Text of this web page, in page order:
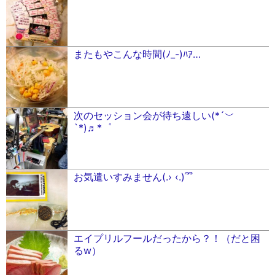
またもやこんな時間(ﾉ_-)ﾊｱ…
次のセッション会が待ち遠しい(*´﹀
`*)♬*゜
お気遣いすみません(.› ‹.)՞՞
エイプリルフールだったから？！（だと困
るw）